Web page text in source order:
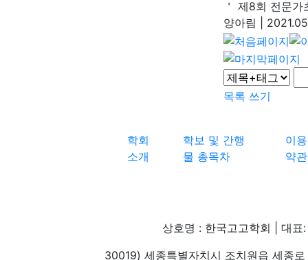
＇ 제8회 전문
양아림
목록 쓰기
학회
소개
학보 및 간행
물 총목차
이용
약관
상호명 : 한국고고학회 | 대
30019) 세종특별자치시 조치원읍 세종